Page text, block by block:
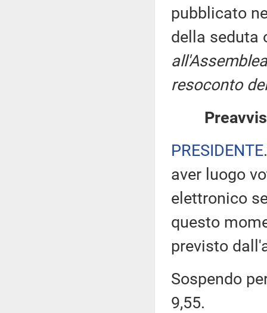
pubblicato
della seduta
resoconto
PRESIDENTE
aver luogo
elettronico
questo
previsto
Sospendo
9,55.